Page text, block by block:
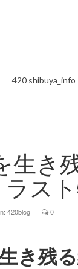
420 shibuya_info
生き
ス
420blog | 0
き残